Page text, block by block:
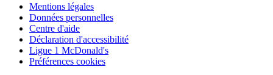
Mentions légales
Données personnelles
Centre d'aide
Déclaration d'accessibilité
Ligue 1 McDonald's
Préférences cookies